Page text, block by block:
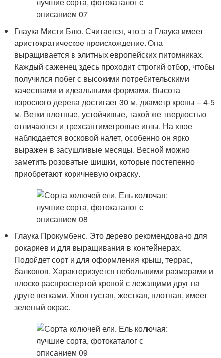
Глаука Мисти Блю. Считается, что эта Глаука имеет
аристократическое происхождение. Она
выращивается в элитных европейских питомниках.
Каждый саженец здесь проходит строгий отбор, чтобы
получился побег с высокими потребительскими
качествами и идеальными формами. Высота
взрослого дерева достигает 30 м, диаметр кроны – 4-5
м. Ветки плотные, устойчивые, такой же твердостью
отличаются и трехсантиметровые иглы. На хвое
наблюдается восковой налет, особенно он ярко
выражен в засушливые месяцы. Весной можно
заметить розоватые шишки, которые постепенно
приобретают коричневую окраску.
Глаука Прокумбенс. Это дерево рекомендовано для
рокариев и для выращивания в контейнерах.
Подойдет сорт и для оформления крыш, террас,
балконов. Характеризуется небольшими размерами и
плоско распростертой кроной с лежащими друг на
друге ветками. Хвоя густая, жесткая, плотная, имеет
зеленый окрас.